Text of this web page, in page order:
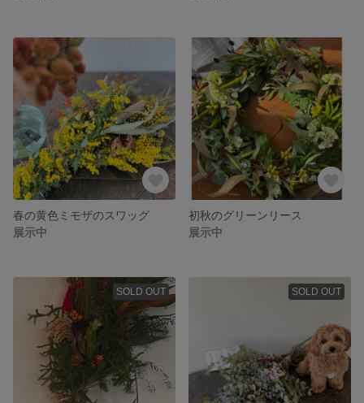
春の黄色ミモザのスワッグ
展示中
初秋のグリーンリース
展示中
SOLD OUT SOLD OUT